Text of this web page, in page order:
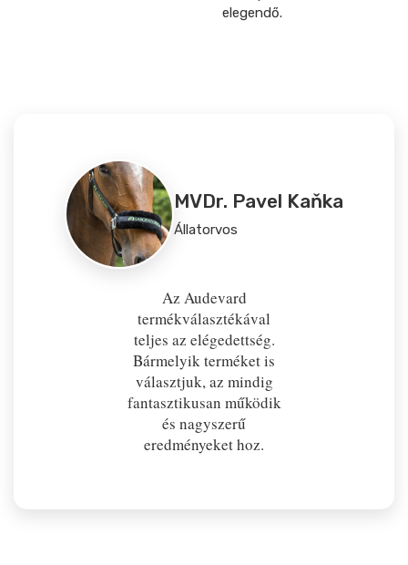
elegendő.
MVDr. Pavel Kaňka
Állatorvos
Az Audevard
termékválasztékával
teljes az elégedettség.
Bármelyik terméket is
választjuk, az mindig
fantasztikusan működik
és nagyszerű
eredményeket hoz.